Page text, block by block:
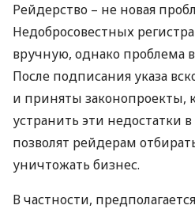
Рейдерство – не новая
Недобросовестных
вручную, однако проблема
После подписания указа
и приняты законопроекты,
устранить эти недостатки
позволят рейдерам
уничтожать бизнес.
В частности,